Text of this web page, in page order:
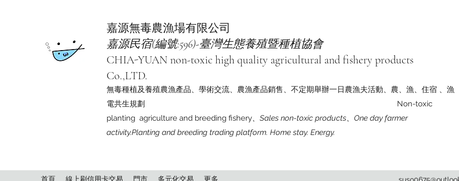
嘉源無毒農漁場有限公司
嘉源民宿(編號:596)-臺灣生態養殖暨種植協會
CHIA-YUAN non-toxic high quality agricultural and fishery products
Co.,LTD.
無毒種植及養殖農漁產品、學術交流、農漁產品銷售、不定期舉辦一日農漁夫活動、農、漁、住宿 、漁
電共生規劃 Non-toxic
planting agriculture and breeding fishery、Sales non-toxic products、One day farmer
activity.Planting and breeding trading platform. Home stay. Energy.
首頁 線上刷信用卡交易 門市 多元化交易 更多